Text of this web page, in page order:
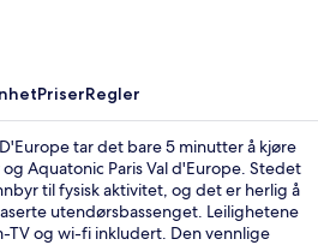
PriserRegler
tar det bare 5 minutter å kjøre
Aquatonic Paris Val d'Europe. Stedet
til fysisk aktivitet, og det er herlig å
utendørsbassenget. Leilighetene
TV og wi-fi inkludert. Den vennlige